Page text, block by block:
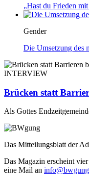
„Hast du Frieden
Gender
Die Umsetzung des
INTERVIEW
Brücken statt
Als Gottes
Das Mitteilungsblatt der
Das Magazin erscheint
eine Mail an